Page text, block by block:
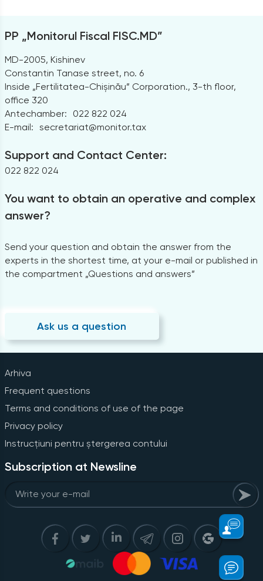
PP „Monitorul Fiscal FISC.MD”
MD-2005, Kishinev
Constantin Tanase street, no. 6
Inside „Fertilitatea-Chișinău” Corporation., 3-th floor,
office 320
Antechamber:
022 822 024
E-mail: secretariat@monitor.tax
Support and Contact Center:
022 822 024
You want to obtain an operative and complex
answer?
Send your question and obtain the answer from the
experts in the shortest time, at your e-mail or published in
the compartment „Questions and answers”
Ask us a question
Arhiva
Frequent questions
Terms and conditions of use of the page
Privacy policy
Instrucțiuni pentru ștergerea contului
Subscription at Newsline